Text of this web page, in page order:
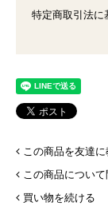
特定商取引法に
この商品を友達に
この商品につい
買い物を続ける